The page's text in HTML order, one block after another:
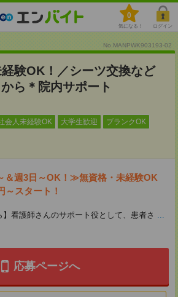
0
気になる！ ログイン
No.MANPWK903193-02
験OK！／シーツ交換など
ら＊院内サポート
会人未経験OK 大学生歓迎 ブランクOK
＆週3日～OK！≫無資格・未経験OK
～スタート！
】看護師さんのサポート役として、患者さ ...
応募ページへ